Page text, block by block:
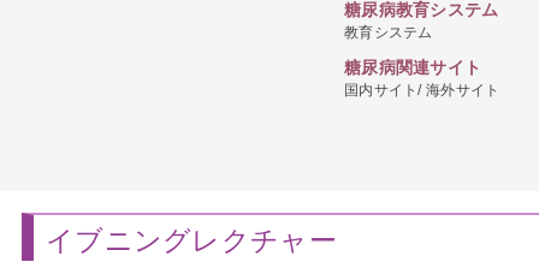
糖尿病教育システム
教育システム
糖尿病関連サイト
国内サイト/ 海外サイト
イブニングレクチャー